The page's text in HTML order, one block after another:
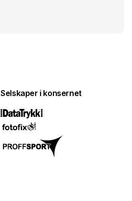
Selskaper i konsernet